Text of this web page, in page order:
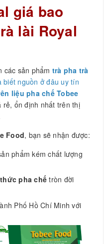
giá bao
lài Royal
các sản phẩm trà pha trà
biết nguồn ở đâu uy tín
liệu pha chế Tobee
rẻ, ổn định nhất trên thị
Food, bạn sẽ nhận được:
phẩm kém chất lượng
pha chế tròn đời
Phố Hồ Chí Minh với